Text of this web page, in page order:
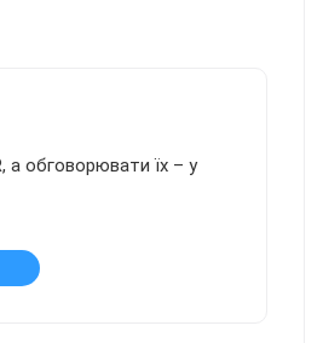
а обговорювати їх – у